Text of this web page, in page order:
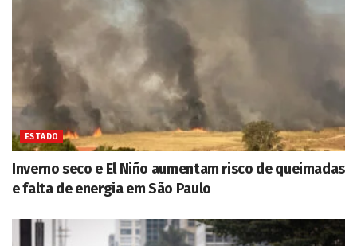
ESTADO
Inverno seco e El Niño aumentam risco de queimadas
e falta de energia em São Paulo